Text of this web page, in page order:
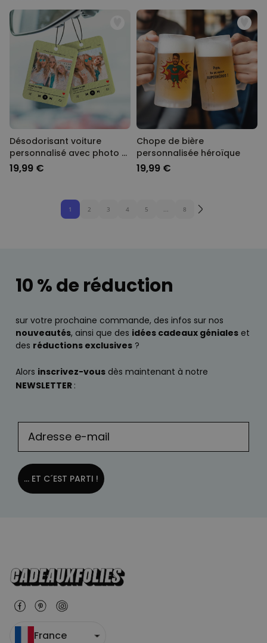
Désodorisant voiture
personnalisé avec photo et
chanson - Lot de 2
19,99 €
Chope de bière
personnalisée héroïque
19,99 €
1 2 3 4 5 ... 8
10 % de réduction
sur votre prochaine commande, des infos sur nos
nouveautés, ainsi que des idées cadeaux géniales et
des réductions exclusives ?
Alors inscrivez-vous dès maintenant à notre
NEWSLETTER :
... ET C´EST PARTI !
France